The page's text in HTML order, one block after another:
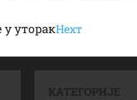
уторакНеxт
КАТЕГОРИЈЕ